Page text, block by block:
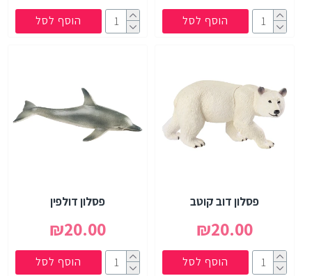
הוסף לסל הוסף לסל
פסלון דוב קוטב
₪20.00
הוסף לסל
פסלון דולפין
₪20.00
הוסף לסל